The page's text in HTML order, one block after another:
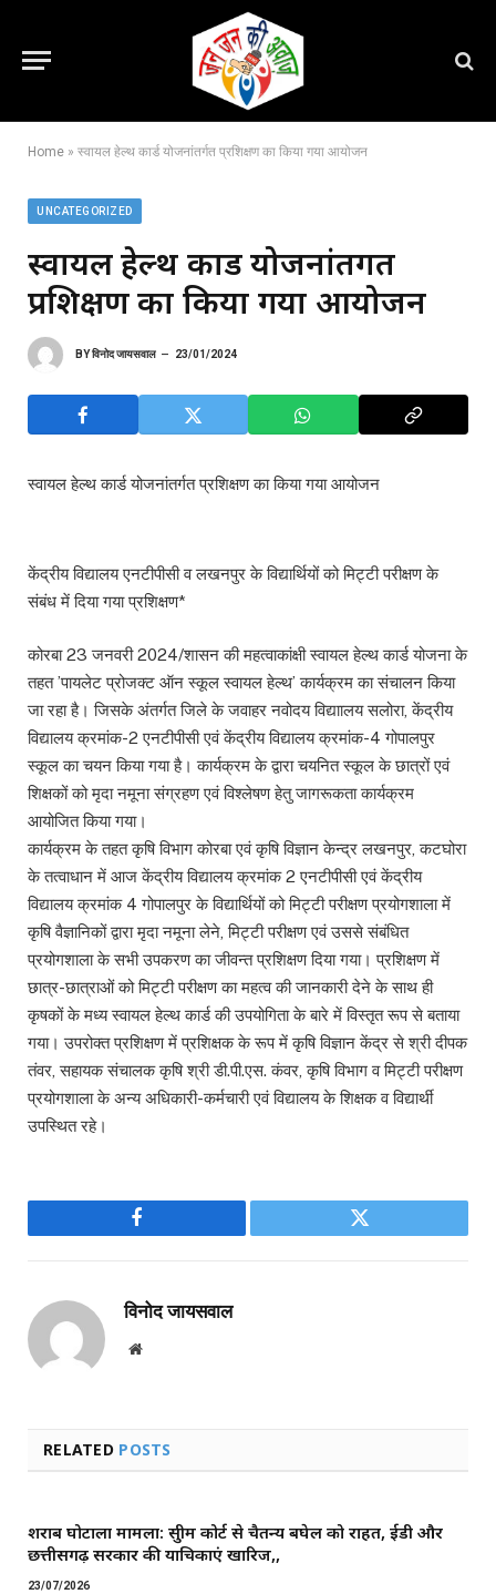
Home » स्वायल हेल्थ कार्ड योजनांतर्गत प्रशिक्षण का किया गया आयोजन
UNCATEGORIZED
स्वायल हेल्थ कार्ड योजनांतर्गत
प्रशिक्षण का किया गया आयोजन
BYविनोद जायसवाल 23/01/2024
स्वायल हेल्थ कार्ड योजनांतर्गत प्रशिक्षण का किया गया आयोजन
केंद्रीय विद्यालय एनटीपीसी व लखनपुर के विद्यार्थियों को मिट्टी परीक्षण के
संबंध में दिया गया प्रशिक्षण*
कोरबा 23 जनवरी 2024/शासन की महत्वाकांक्षी स्वायल हेल्थ कार्ड योजना के
तहत ’पायलेट प्रोजक्ट ऑन स्कूल स्वायल हेल्थ’ कार्यक्रम का संचालन किया
जा रहा है। जिसके अंतर्गत जिले के जवाहर नवोदय विद्याालय सलोरा, केंद्रीय
विद्यालय क्रमांक-2 एनटीपीसी एवं केंद्रीय विद्यालय क्रमांक-4 गोपालपुर
स्कूल का चयन किया गया है। कार्यक्रम के द्वारा चयनित स्कूल के छात्रों एवं
शिक्षकों को मृदा नमूना संग्रहण एवं विश्लेषण हेतु जागरूकता कार्यक्रम
आयोजित किया गया।
कार्यक्रम के तहत कृषि विभाग कोरबा एवं कृषि विज्ञान केन्द्र लखनपुर, कटघोरा
के तत्वाधान में आज केंद्रीय विद्यालय क्रमांक 2 एनटीपीसी एवं केंद्रीय
विद्यालय क्रमांक 4 गोपालपुर के विद्यार्थियों को मिट्टी परीक्षण प्रयोगशाला में
कृषि वैज्ञानिकों द्वारा मृदा नमूना लेने, मिट्टी परीक्षण एवं उससे संबंधित
प्रयोगशाला के सभी उपकरण का जीवन्त प्रशिक्षण दिया गया। प्रशिक्षण में
छात्र-छात्राओं को मिट्टी परीक्षण का महत्व की जानकारी देने के साथ ही
कृषकों के मध्य स्वायल हेल्थ कार्ड की उपयोगिता के बारे में विस्तृत रूप से बताया
गया। उपरोक्त प्रशिक्षण में प्रशिक्षक के रूप में कृषि विज्ञान केंद्र से श्री दीपक
तंवर, सहायक संचालक कृषि श्री डी.पी.एस. कंवर, कृषि विभाग व मिट्टी परीक्षण
प्रयोगशाला के अन्य अधिकारी-कर्मचारी एवं विद्यालय के शिक्षक व विद्यार्थी
उपस्थित रहे।
Facebook Twitter
विनोद जायसवाल
Website
RELATED POSTS
शराब घोटाला मामला: सुप्रीम कोर्ट से चैतन्य बघेल को राहत, ईडी और
छत्तीसगढ़ सरकार की याचिकाएं खारिज,,
23/07/2026